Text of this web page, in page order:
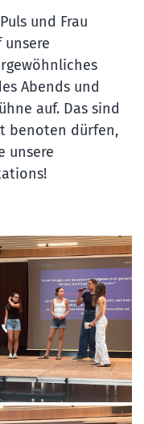
und Frau
Abends und
auf. Das sind
benoten dürfen,
unsere